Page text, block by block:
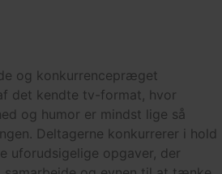
og konkurrencepræget
det kendte tv-format, hvor
og humor er mindst lige så
Deltagerne konkurrerer i hold
uforudsigelige opgaver, der